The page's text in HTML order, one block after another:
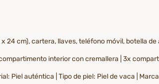
24 cm), cartera, llaves, teléfono móvil, botella
interior con cremallera | 3x
Piel auténtica | Tipo de piel: Piel de vaca |